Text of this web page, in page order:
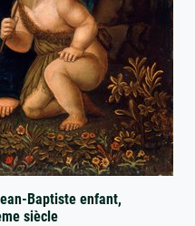
Baptiste enfant,
siècle